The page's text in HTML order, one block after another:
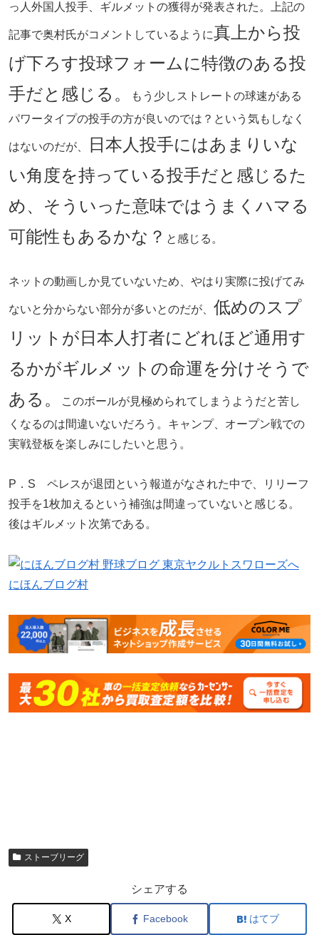
っ人外国人投手、ギルメットの獲得が発表された。上記の
記事で奥村氏がコメントしているように真上から投
げ下ろす投球フォームに特徴のある投
手だと感じる。
もう少しストレートの球速がある
パワータイプの投手の方が良いのでは？という気もしなく
はないのだが、
日本人投手にはあまりいな
い角度を持っている投手だと感じるた
め、そういった意味ではうまくハマる
可能性もあるかな？ と感じる。
ネットの動画しか見ていないため、やはり実際に投げてみ
ないと分からない部分が多いとのだが、 低めのスプ
リットが日本人打者にどれほど通用す
るかがギルメットの命運を分けそうで
ある。
このボールが見極められてしまうようだと苦し
くなるのは間違いないだろう。キャンプ、オープン戦での
実戦登板を楽しみにしたいと思う。
P．S ペレスが退団という報道がなされた中で、リリーフ
投手を1枚加えるという補強は間違っていないと感じる。
後はギルメット次第である。
にほんブログ村
ストーブリーグ
シェアする
X Facebook はてブ